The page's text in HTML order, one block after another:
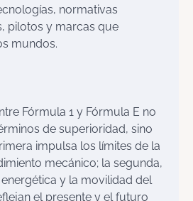
normativas
pilotos y marcas que
mundos.
Fórmula 1 y Fórmula E no
de superioridad, sino
impulsa los límites de la
mecánico; la segunda,
y la movilidad del
el presente y el futuro